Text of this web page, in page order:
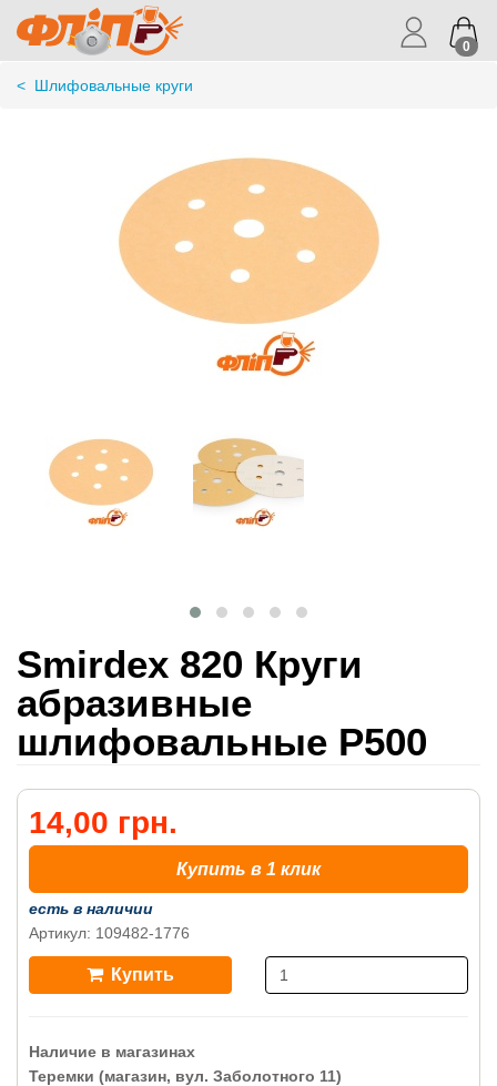
0
< Шлифовальные круги
Smirdex 820 Круги
абразивные
шлифовальные P500
14,00 грн.
Купить в 1 клик
есть в наличии
Артикул: 109482-1776
Купить
Наличие в магазинах
Теремки (магазин, вул. Заболотного 11)